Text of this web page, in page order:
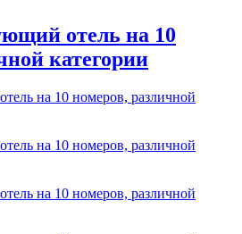
отель на 10
категории